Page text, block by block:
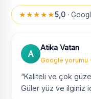
★★★★★5,0 ·
A
Atika Vatan
Google
“Kaliteli ve çok
Güler yüz ve ilginiz